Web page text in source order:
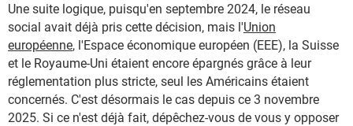
Une suite logique, puisqu'en septembre 2024, le réseau
social avait déjà pris cette décision, mais l'Union
européenne, l'Espace économique européen (EEE), la Suisse
et le Royaume-Uni étaient encore épargnés grâce à leur
réglementation plus stricte, seul les Américains étaient
concernés. C'est désormais le cas depuis ce 3 novembre
2025. Si ce n'est déjà fait, dépêchez-vous de vous y opposer